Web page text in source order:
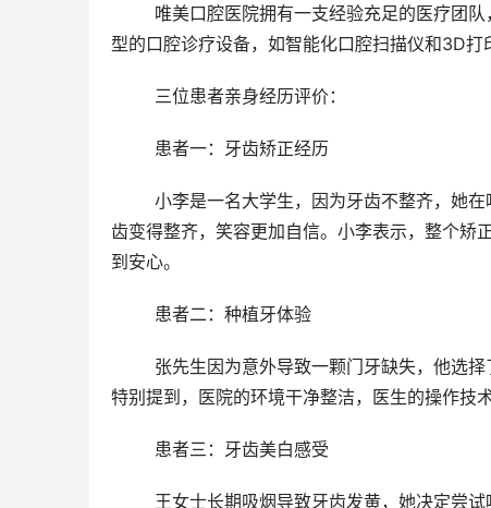
型的口腔诊疗设备，如智能化口腔扫描仪和3D打
	三位患者亲身经历评价：
	患者一：牙齿矫正经历
齿变得整齐，笑容更加自信。小李表示，整个矫
到安心。
	患者二：种植牙体验
特别提到，医院的环境干净整洁，医生的操作技
	患者三：牙齿美白感受